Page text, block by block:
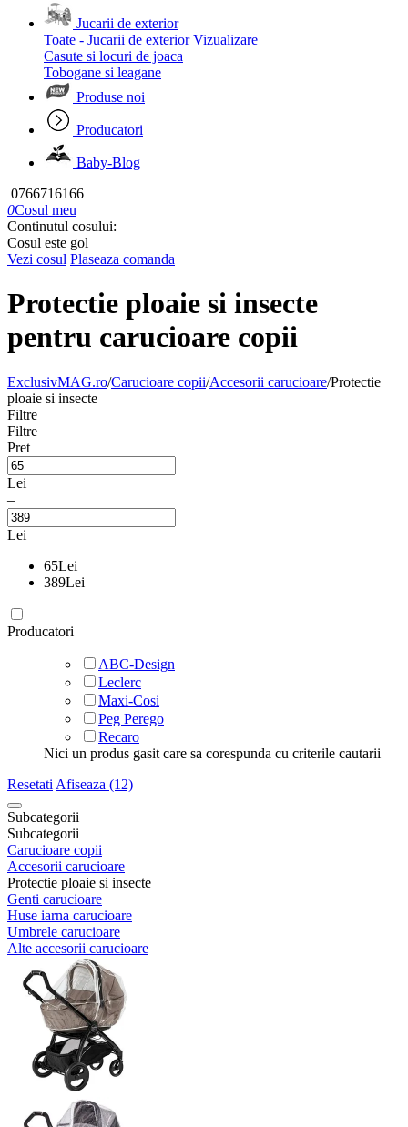
Jucarii de exterior
Toate - Jucarii de exterior Vizualizare
Casute si locuri de joaca
Tobogane si leagane
Produse noi
Producatori
Baby-Blog
0766716166
0Cosul meu
Continutul cosului:
Cosul este gol
Vezi cosul Plaseaza comanda
Protectie ploaie si insecte
pentru carucioare copii
ExclusivMAG.ro/Carucioare copii/Accesorii carucioare/Protectie
ploaie si insecte
Filtre
Filtre
Pret
Lei
–
Lei
65Lei
389Lei
Producatori
ABC-Design
Leclerc
Maxi-Cosi
Peg Perego
Recaro
Nici un produs gasit care sa corespunda cu criterile cautarii
Resetati Afiseaza (12)
Subcategorii
Subcategorii
Carucioare copii
Accesorii carucioare
Protectie ploaie si insecte
Genti carucioare
Huse iarna carucioare
Umbrele carucioare
Alte accesorii carucioare